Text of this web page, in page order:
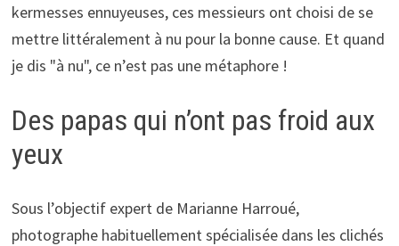
kermesses ennuyeuses, ces messieurs ont choisi de se
mettre littéralement à nu pour la bonne cause. Et quand
je dis "à nu", ce n’est pas une métaphore !
Des papas qui n’ont pas froid aux
yeux
Sous l’objectif expert de Marianne Harroué,
photographe habituellement spécialisée dans les clichés